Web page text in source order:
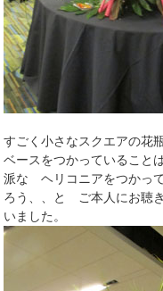
すごく小さなスクエアの
ベースをつかっていること
派な ヘリコニアをつかっ
ろう、、と ご本人にお聴
いました。